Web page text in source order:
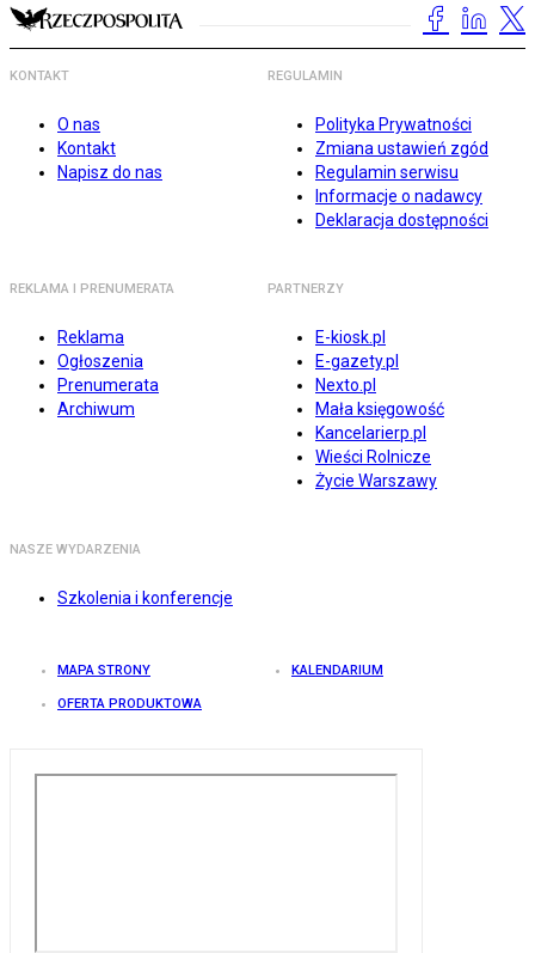
KONTAKT
O nas
Kontakt
Napisz do nas
REGULAMIN
Polityka Prywatności
Zmiana ustawień zgód
Regulamin serwisu
Informacje o nadawcy
Deklaracja dostępności
REKLAMA I PRENUMERATA
Reklama
Ogłoszenia
Prenumerata
Archiwum
PARTNERZY
E-kiosk.pl
E-gazety.pl
Nexto.pl
Mała księgowość
Kancelarierp.pl
Wieści Rolnicze
Życie Warszawy
NASZE WYDARZENIA
Szkolenia i konferencje
MAPA STRONY KALENDARIUM
OFERTA PRODUKTOWA